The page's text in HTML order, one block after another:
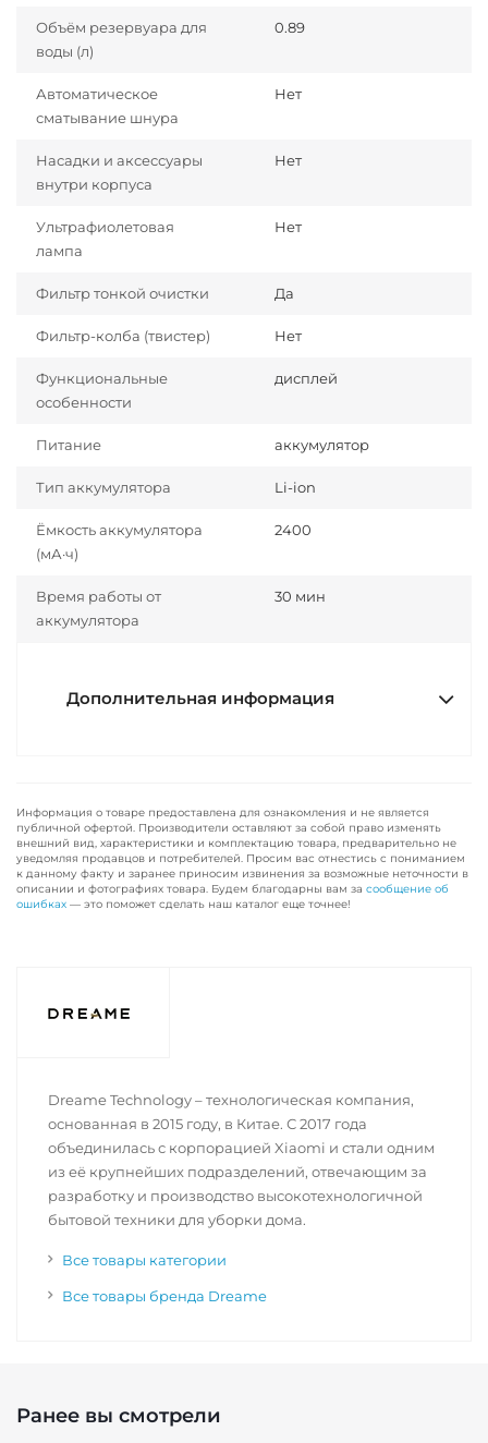
Объём резервуара для
воды (л)
0.89
Автоматическое
сматывание шнура
Нет
Насадки и аксессуары
внутри корпуса
Нет
Ультрафиолетовая
лампа
Нет
Фильтр тонкой очистки Да
Фильтр-колба (твистер) Нет
Функциональные
особенности
дисплей
Питание аккумулятор
Тип аккумулятора Li-ion
Ёмкость аккумулятора
(мА·ч)
2400
Время работы от
аккумулятора
30 мин
Дополнительная информация
Информация о товаре предоставлена для ознакомления и не является
публичной офертой. Производители оставляют за собой право изменять
внешний вид, характеристики и комплектацию товара, предварительно не
уведомляя продавцов и потребителей. Просим вас отнестись с пониманием
к данному факту и заранее приносим извинения за возможные неточности в
описании и фотографиях товара. Будем благодарны вам за сообщение об
ошибках — это поможет сделать наш каталог еще точнее!
Dreame Technology – технологическая компания,
основанная в 2015 году, в Китае. С 2017 года
объединилась с корпорацией Xiaomi и стали одним
из её крупнейших подразделений, отвечающим за
разработку и производство высокотехнологичной
бытовой техники для уборки дома.
Все товары категории
Все товары бренда Dreame
Ранее вы смотрели